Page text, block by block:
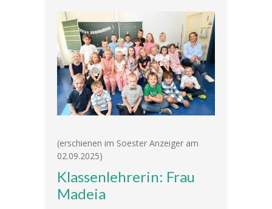
-- Klassen
---- Jahrgang 1
---- Jahrgang 2
---- Jahrgang 3
-- Schulprogramm
-- Förderverein
(erschienen im Soester Anzeiger am
02.09.2025)
Klassenlehrerin: Frau
Madeia